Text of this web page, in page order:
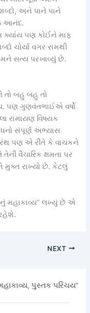
અને પાને પાને
આનંદ.
પણ કોઈને માફ
ચોર્યા વગર રામથી
સત્ય પરખાવ્યું છે.
તો બહુ બહુ તો
પણ ગુણવંતભાઈએ વર્ષો
રામાયણ વિષયક
સંપૂર્ણ અભ્યાસ
પણ એ રીતે કે વાચકને
વૈચારિક ક્ષમતા પર
મુક્ત રાખ્યો છે. કેટલું
મહાકાવ્ય” લખ્યું છે એ
NEXT
પુસ્તક પરિચય”